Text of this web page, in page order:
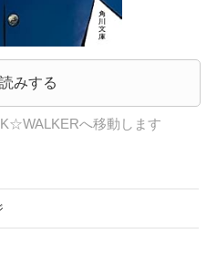
みする
へ移動します